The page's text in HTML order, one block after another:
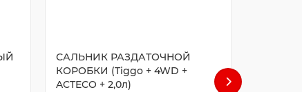
САЛЬНИК РАЗДАТОЧНОЙ
КОРОБКИ (Tiggo + 4WD +
ACTECO + 2,0л)